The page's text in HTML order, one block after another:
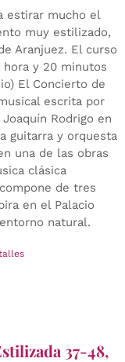
estirar mucho el
muy estilizado,
Aranjuez. El curso
hora y 20 minutos
El Concierto de
escrita por
Rodrigo en
guitarra y orquesta
una de las obras
clásica
de tres
en el Palacio
natural.
37-48,